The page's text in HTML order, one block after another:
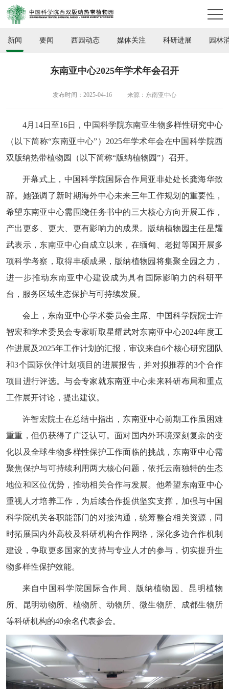
新闻 要闻 西园动态 媒体关注 科研进展 园林
东南亚中心2025年学术年会召开
发布时间：2025-04-16 来源：东南亚中心
4月14日至16日，中国科学院东南亚生物多样性研究中心
（以下简称“东南亚中心”）2025年学术年会在中国科学院西
双版纳热带植物园（以下简称“版纳植物园”）召开。
开幕式上，中国科学院国际合作局亚非处处长龚海华致
辞。她强调了新时期海外中心未来三年工作规划的重要性，
希望东南亚中心需围绕任务书中的三大核心方向开展工作，
产出更多、更大、更有影响力的成果。版纳植物园主任星耀
武表示，东南亚中心自成立以来，在缅甸、老挝等国开展多
项科学考察，取得丰硕成果，版纳植物园将集聚全园之力，
进一步推动东南亚中心建设成为具有国际影响力的科研平
台，服务区域生态保护与可持续发展。
会上，东南亚中心学术委员会主席、中国科学院院士许
智宏和学术委员会专家听取星耀武对东南亚中心2024年度工
作进展及2025年工作计划的汇报，审议来自6个核心研究团队
和3个国际伙伴计划项目的进展报告，并对拟推荐的3个合作
项目进行评选。与会专家就东南亚中心未来科研布局和重点
工作展开讨论，提出建议。
许智宏院士在总结中指出，东南亚中心前期工作虽困难
重重，但仍获得了广泛认可。面对国内外环境深刻复杂的变
化以及全球生物多样性保护工作面临的挑战，东南亚中心需
聚焦保护与可持续利用两大核心问题，依托云南独特的生态
地位和区位优势，推动相关合作与发展。他希望东南亚中心
重视人才培养工作，为后续合作提供坚实支撑，加强与中国
科学院机关各职能部门的对接沟通，统筹整合相关资源，同
时拓展国内外高校及科研机构合作网络，深化多边合作机制
建设，争取更多国家的支持与专业人才的参与，切实提升生
物多样性保护效能。
来自中国科学院国际合作局、版纳植物园、昆明植物
所、昆明动物所、植物所、动物所、微生物所、成都生物所
等科研机构的40余名代表参会。